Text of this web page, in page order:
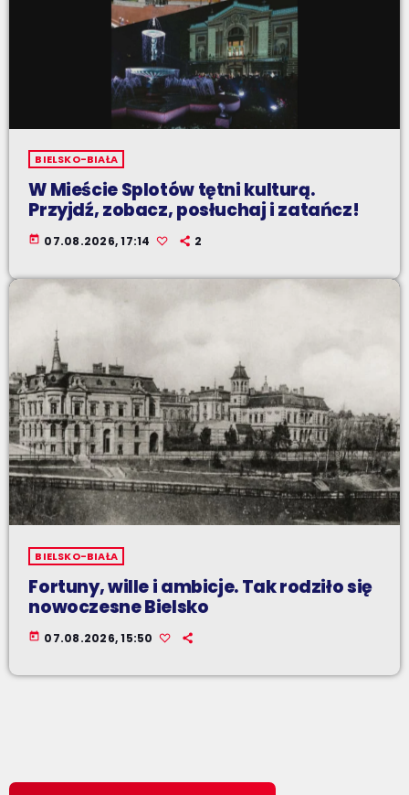
BIELSKO-BIAŁA
W Mieście Splotów tętni kulturą.
Przyjdź, zobacz, posłuchaj i zatańcz!
today 07.08.2026, 17:14 2
BIELSKO-BIAŁA
Fortuny, wille i ambicje. Tak rodziło się
nowoczesne Bielsko
today 07.08.2026, 15:50